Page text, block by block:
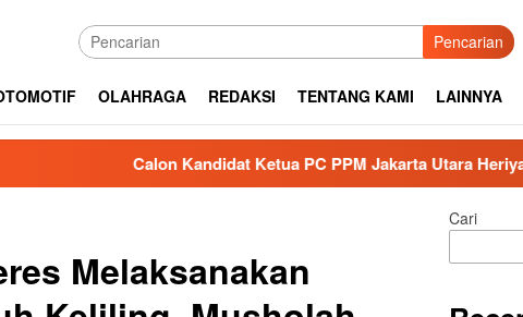
Pencarian
OLAHRAGA REDAKSI TENTANG KAMI LAINNYA
Kandidat Ketua PC PPM Jakarta Utara Heriyanto Serahkan SK
Melaksanakan
Cari